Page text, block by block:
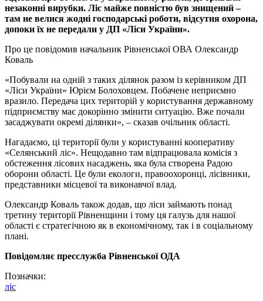
незаконні вирубки. Ліс майже повністю був знищений –
там не велися жодні господарські роботи, відсутня охорона,
допоки їх не передали у ДП «Ліси України».
Про це повідомив начальник Рівненської ОВА Олександр
Коваль
«Побували на одній з таких ділянок разом із керівником ДП
«Ліси України» Юрієм Болоховцем. Побачене неприємно
вразило. Передача цих територій у користування державному
підприємству має докорінно змінити ситуацію. Вже почали
засаджувати окремі ділянки», – сказав очільник області.
Нагадаємо, ці території були у користуванні кооперативу
«Селянський ліс». Нещодавно там відпрацювала комісія з
обстеження лісових насаджень, яка була створена Радою
оборони області. Це були екологи, правоохоронці, лісівники,
представники місцевої та виконавчої влад.
Олександр Коваль також додав, що ліси займають понад
третину території Рівненщини і тому ця галузь для нашої
області є стратегічною як в економічному, так і в соціальному
плані.
Повідомляє пресслужба Рівненської ОДА
Позначки:
ліс